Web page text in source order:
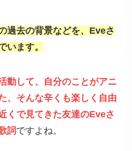
過去の背景などを、Eveさ
います。
動して、自分のことがアニ
、そんな辛くも楽しく自由
くで見てきた友達のEveさ
詞ですよね。